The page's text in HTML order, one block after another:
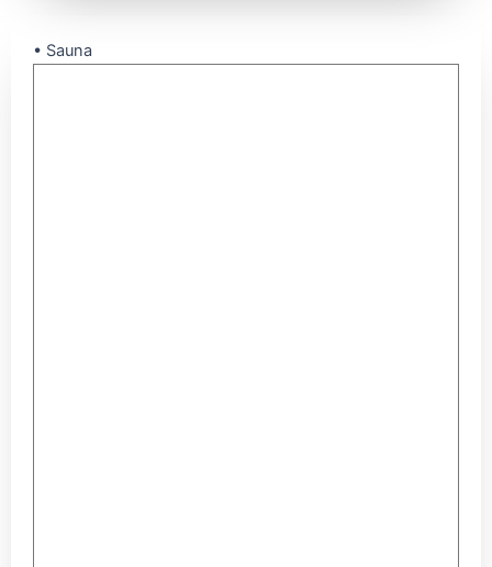
• Sauna